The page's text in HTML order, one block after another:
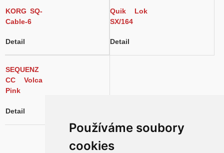
Používáme soubory
cookies
KORG SQ-
Cable-6
Detail
Quik Lok
SX/164
Detail
SEQUENZ
CC Volca
Pink
Detail